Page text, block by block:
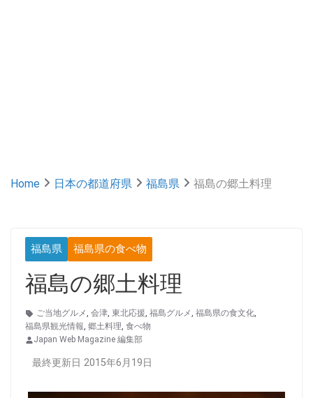
Home 日本の都道府県 福島県 福島の郷土料理
福島県 福島県の食べ物
福島の郷土料理
ご当地グルメ, 会津, 東北応援, 福島グルメ, 福島県の食文化,
福島県観光情報, 郷土料理, 食べ物
Japan Web Magazine 編集部
最終更新日 2015年6月19日